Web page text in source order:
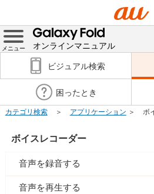
メニュー オンラインマニュアル
ビジュアル検索
困ったとき
カテゴリ検索 アプリケーション ボ
ボイスレコーダー
音声を録音する
音声を再生する